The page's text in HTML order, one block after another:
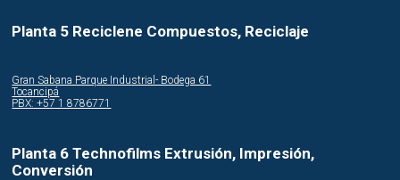
Planta 5 Reciclene Compuestos, Reciclaje
Gran Sabana Parque Industrial- Bodega 61
Tocancipá
PBX: +57 1 8786771
Planta 6 Technofilms Extrusión, Impresión,
Conversión